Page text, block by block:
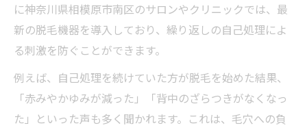
に神奈川県相模原市南区のサロンやクリニックでは、最
新の脱毛機器を導入しており、繰り返しの自己処理によ
る刺激を防ぐことができます。
例えば、自己処理を続けていた方が脱毛を始めた結果、
「赤みやかゆみが減った」「背中のざらつきがなくなっ
た」といった声も多く聞かれます。これは、毛穴への負